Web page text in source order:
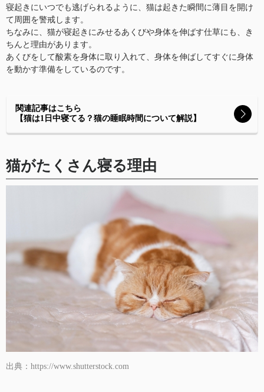
寝起きにいつでも逃げられるように、猫は起きた瞬間に薄目を開け
て周囲を警戒します。
ちなみに、猫が寝起きにみせるあくびや身体を伸ばす仕草にも、き
ちんと理由があります。
あくびをして酸素を身体に取り入れて、身体を伸ばしてすぐに身体
を動かす準備をしているのです。
関連記事はこちら
【猫は1日中寝てる？猫の睡眠時間について解説】
猫がたくさん寝る理由
出典：https://www.shutterstock.com